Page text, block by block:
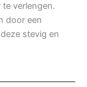
verlengen.
door een
stevig en